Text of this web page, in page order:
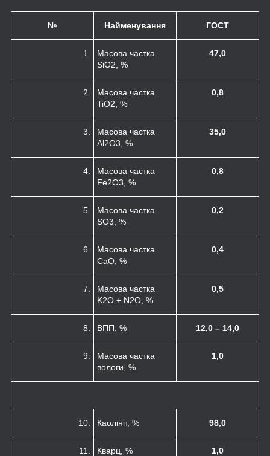
№ Найменування ГОСТ
1.
Масова частка
SiO2 , %
47,0
2.
Масова частка
TiO2 , %
0,8
3.
Масова частка
Al2O3 , %
35,0
4.
Масова частка
Fe2O3 , %
0,8
5.
Масова частка
SO3 , %
0,2
6.
Масова частка
CaO, %
0,4
7.
Масова частка
K2O + N2O, %
0,5
8. ВПП, % 12,0 – 14,0
9.
Масова частка
вологи, %
1,0
10. Каолініт, % 98,0
11. Кварц, % 1,0